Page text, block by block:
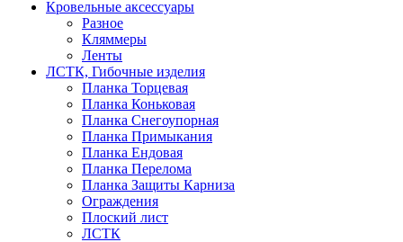
Кровельные аксессуары
Разное
Кляммеры
Ленты
ЛСТК, Гибочные изделия
Планка Торцевая
Планка Коньковая
Планка Снегоупорная
Планка Примыкания
Планка Ендовая
Планка Перелома
Планка Защиты Карниза
Ограждения
Плоский лист
ЛСТК